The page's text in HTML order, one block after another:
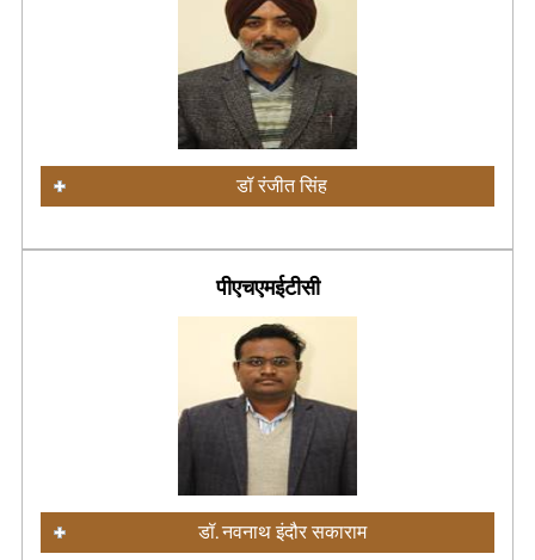
डॉ रंजीत सिंह
पीएचएमईटीसी
डॉ. नवनाथ इंदौर सकाराम